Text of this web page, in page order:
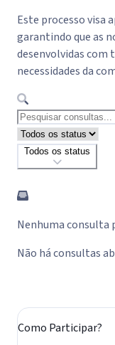
Este processo visa
garantindo que as
desenvolvidas com
necessidades da
Todos os status
Nenhuma consulta
Não há consultas
Como Participar?